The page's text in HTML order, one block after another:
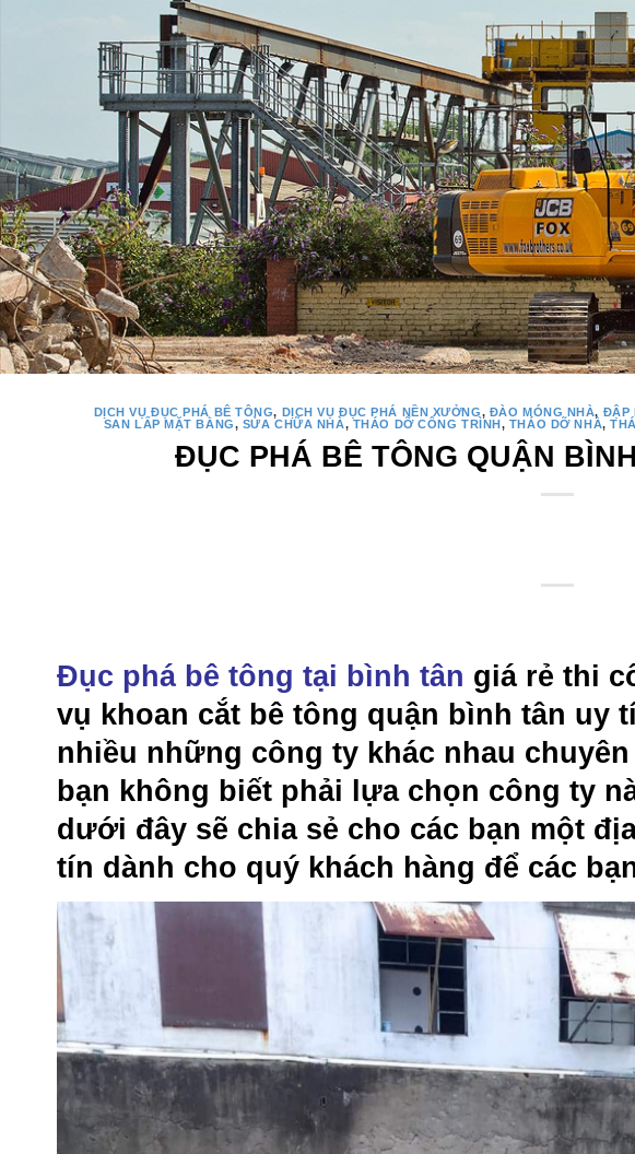
DỊCH VỤ ĐỤC PHÁ BÊ TÔNG DỊCH VỤ ĐỤC PHÁ NỀN XƯỞNG ĐÀO MÓNG NHÀ ĐẬP
SAN LẤP MẶT BẰNG , SỬA CHỮA NHÀ,THÁO DỠ CÔNG TRÌNH,THÁO DỠ NHÀ ,
ĐỤC PHÁ BÊ TÔNG QUẬN
Đục phá bê tông tại bình tân giá rẻ thi
vụ khoan cắt bê tông quận bình tân uy
nhiều những công ty khác nhau
bạn không biết phải lựa chọn công ty
dưới đây sẽ chia sẻ cho các bạn một
tín dành cho quý khách hàng để các